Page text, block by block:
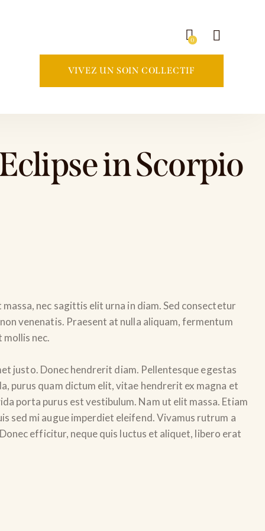
0
VIVEZ UN SOIN COLLECTIF
in Scorpio
nec sagittis elit urna in diam. Sed consectetur
venenatis. Praesent at nulla aliquam, fermentum
nec.
justo. Donec hendrerit diam. Pellentesque egestas
purus quam dictum elit, vitae hendrerit ex magna et
porta purus est vestibulum. Nam ut elit massa. Etiam
sed mi augue imperdiet eleifend. Vivamus rutrum a
efficitur, neque quis luctus et aliquet, libero erat